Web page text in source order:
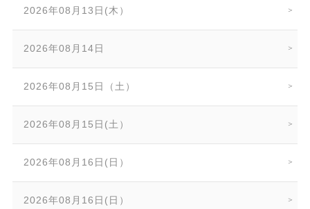
2026年08月13日(木）
2026年08月14日
2026年08月15日（土）
2026年08月15日(土）
2026年08月16日(日）
2026年08月16日(日）